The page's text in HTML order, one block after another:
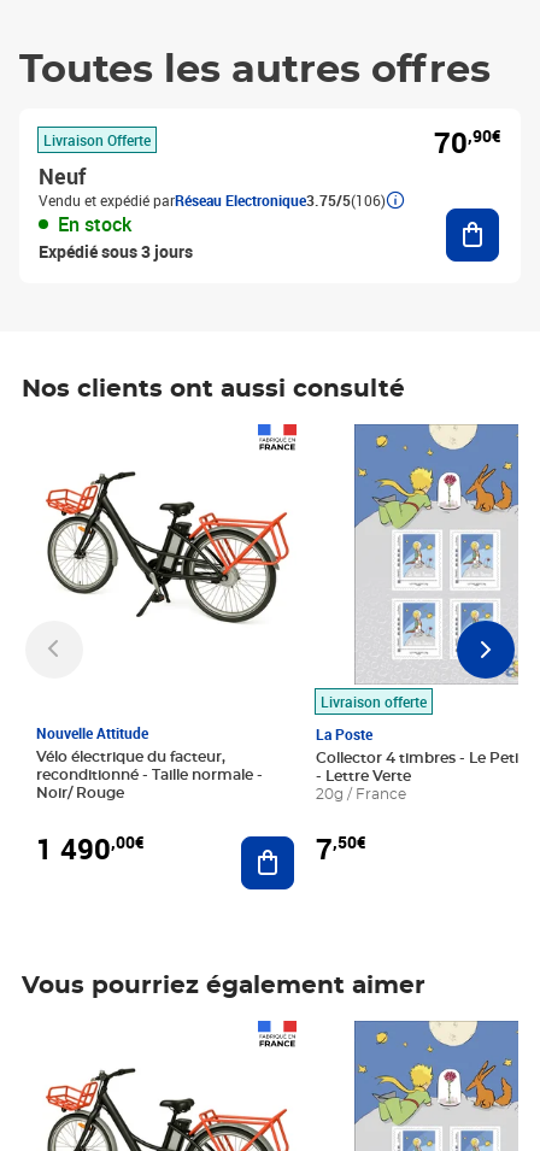
Toutes les autres offres
Livraison Offerte
Neuf
Vendu et expédié parRéseau Electronique3.75/5(106)
En stock
Expédié sous 3 jours
70,90€
Nos clients ont aussi consulté
Nouvelle Attitude
Vélo électrique du facteur,
reconditionné - Taille normale -
Noir/ Rouge
1 490,00€ Ajouter au panier
Livraison offerte
La Poste
Collector 4 timbres - Le Petit
- Lettre Verte
20g / France
7,50€
Prix 7,50€
Vous pourriez également aimer
Prix 7,50€